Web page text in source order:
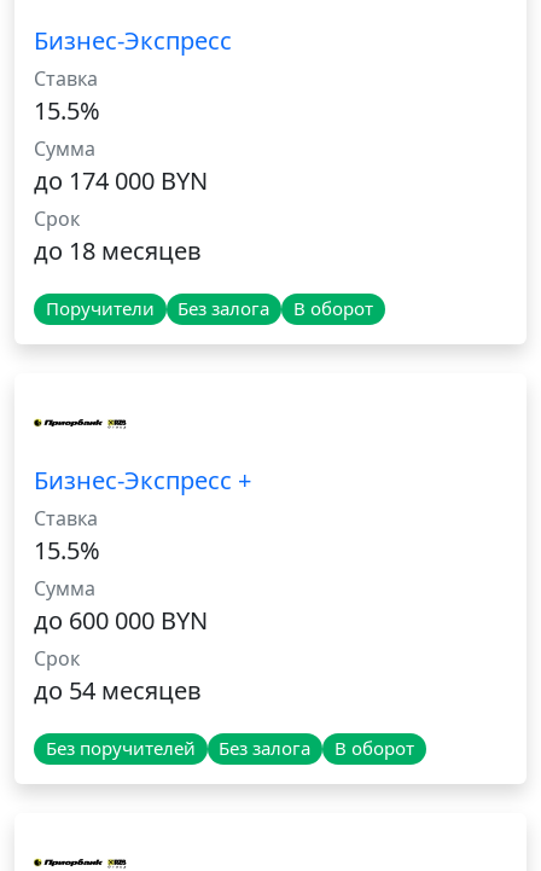
Бизнес-Экспресс
Ставка
15.5%
Сумма
до 174 000 BYN
Срок
до 18 месяцев
Поручители Без залога В оборот
Бизнес-Экспресс +
Ставка
15.5%
Сумма
до 600 000 BYN
Срок
до 54 месяцев
Без поручителей Без залога В оборот